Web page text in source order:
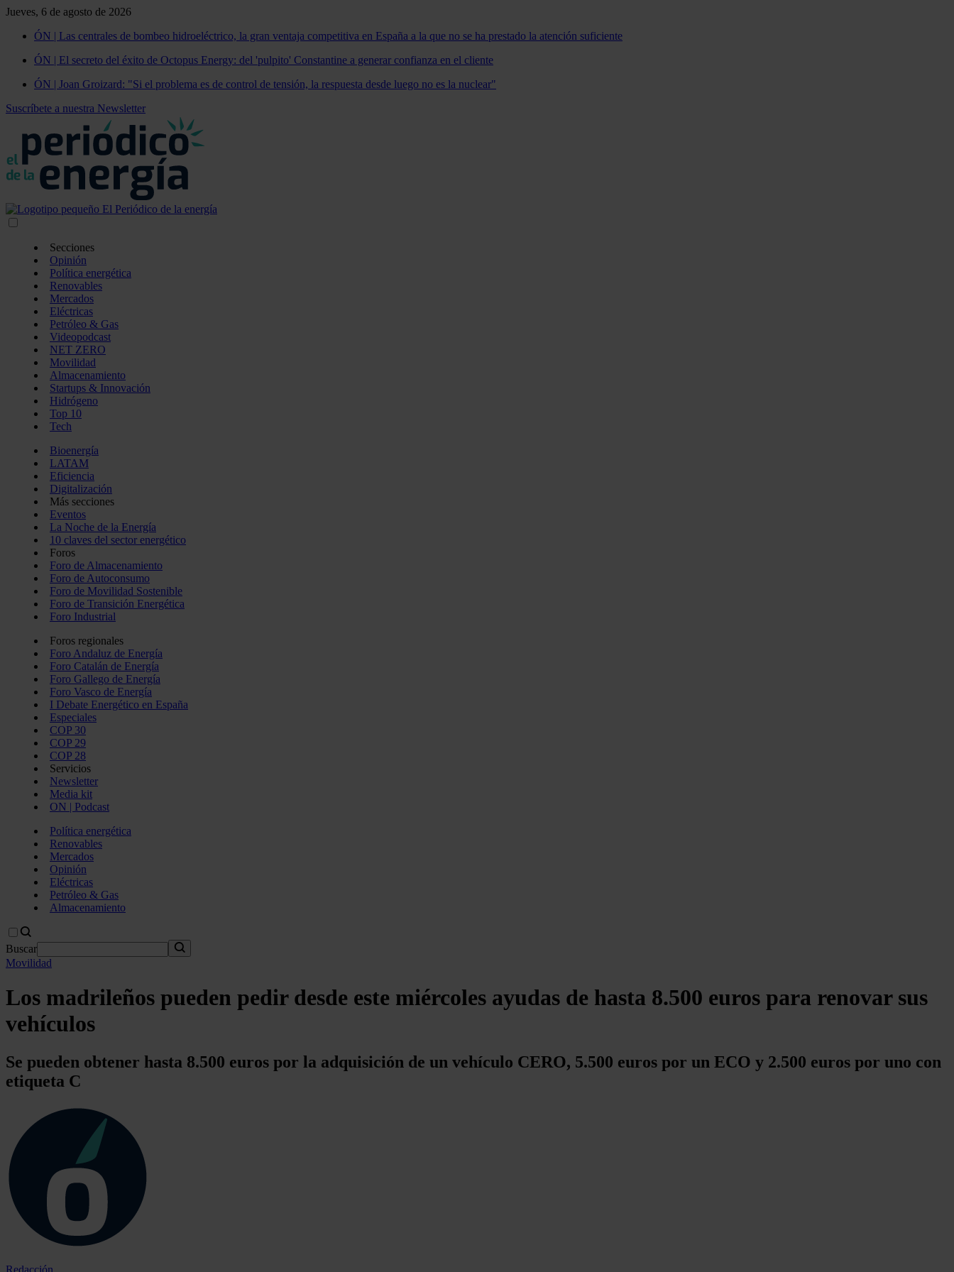
Jueves, 6 de agosto de 2026
ÓN | Las centrales de bombeo hidroeléctrico, la gran ventaja competitiva en España a la que no se ha prestado la atención suficiente
ÓN | El secreto del éxito de Octopus Energy: del 'pulpito' Constantine a generar confianza en el cliente
ÓN | Joan Groizard: "Si el problema es de control de tensión, la respuesta desde luego no es la nuclear"
Suscríbete a nuestra Newsletter
Secciones
Opinión
Política energética
Renovables
Mercados
Eléctricas
Petróleo & Gas
Videopodcast
NET ZERO
Movilidad
Almacenamiento
Startups & Innovación
Hidrógeno
Top 10
Tech
Bioenergía
LATAM
Eficiencia
Digitalización
Más secciones
Eventos
La Noche de la Energía
10 claves del sector energético
Foros
Foro de Almacenamiento
Foro de Autoconsumo
Foro de Movilidad Sostenible
Foro de Transición Energética
Foro Industrial
Foros regionales
Foro Andaluz de Energía
Foro Catalán de Energía
Foro Gallego de Energía
Foro Vasco de Energía
I Debate Energético en España
Especiales
COP 30
COP 29
COP 28
Servicios
Newsletter
Media kit
ON | Podcast
Política energética
Renovables
Mercados
Opinión
Eléctricas
Petróleo & Gas
Almacenamiento
Buscar
Movilidad
Los madrileños pueden pedir desde este miércoles ayudas de hasta 8.500 euros para renovar sus
vehículos
Se pueden obtener hasta 8.500 euros por la adquisición de un vehículo CERO, 5.500 euros por un ECO y 2.500 euros por uno con
etiqueta C
Redacción